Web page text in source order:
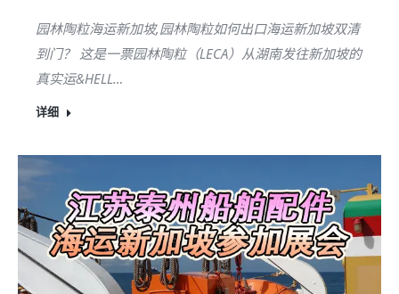
园林陶粒海运新加坡,园林陶粒如何出口海运新加坡双清
到门？ 这是一票园林陶粒（LECA）从湖南发往新加坡的
真实运&HELL…
详细